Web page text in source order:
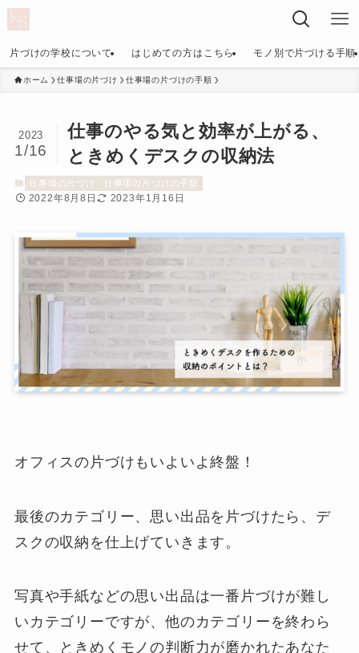
片づけの学校について はじめての方はこちら モノ別で片づける手順
ホーム 仕事場の片づけ 仕事場の片づけの手順
仕事のやる気と効率が上がる、
ときめくデスクの収納法
2023
1/16
仕事場の片づけ 仕事場の片づけの手順
2022年8月8日 2023年1月16日
オフィスの片づけもいよいよ終盤！
最後のカテゴリー、思い出品を片づけたら、デ
スクの収納を仕上げていきます。
写真や手紙などの思い出品は一番片づけが難し
いカテゴリーですが、他のカテゴリーを終わら
せて、ときめくモノの判断力が磨かれたあなた